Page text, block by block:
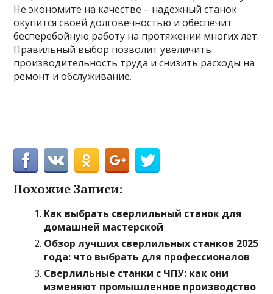
Не экономите на качестве – надежный станок
окупится своей долговечностью и обеспечит
бесперебойную работу на протяжении многих лет.
Правильный выбор позволит увеличить
производительность труда и снизить расходы на
ремонт и обслуживание.
Похожие Записи:
Как выбрать сверлильный станок для
домашней мастерской
Обзор лучших сверлильных станков 2025
года: что выбрать для профессионалов
Сверлильные станки с ЧПУ: как они
изменяют промышленное производство